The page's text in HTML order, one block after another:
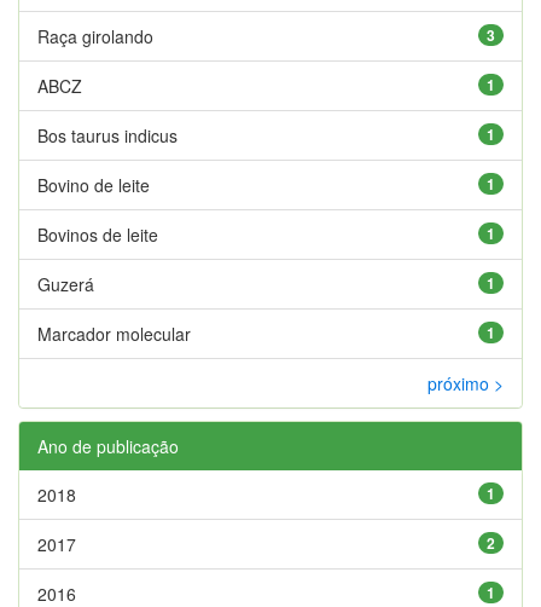
3
Raça girolando
1
ABCZ
1
Bos taurus indicus
1
Bovino de leite
1
Bovinos de leite
1
Guzerá
1
Marcador molecular
próximo >
Ano de publicação
1
2018
2
2017
1
2016